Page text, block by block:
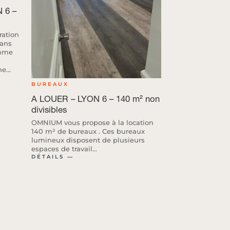
6 –
BUREAUX
A LOUER – LYON 6 – 140 m² non
divisibles
OMNIUM vous propose à la location
140 m² de bureaux . Ces bureaux
lumineux disposent de plusieurs
espaces de travail...
DÉTAILS ―